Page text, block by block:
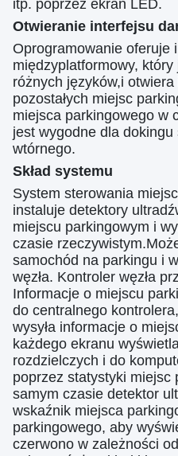
itp. poprzez ekran LED.
Otwieranie interfejsu
Oprogramowanie oferuje
międzyplatformowy,
różnych języków,i
pozostałych miejsc
miejsca parkingowego w
jest wygodne dla
wtórnego.
Skład systemu
System sterowania
instaluje detektory
miejscu parkingowym i
czasie
samochód na parkingu i
węzła. Kontroler węzła
Informacje o miejscu
do centralnego
wysyła informacje o
każdego ekranu
rozdzielczych i do
poprzez statystyki miejsc
samym czasie detektor
wskaźnik miejsca
parkingowego, aby
czerwono w zależności